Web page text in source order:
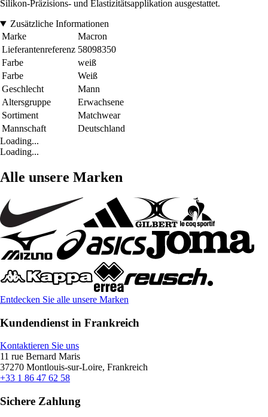
Silikon-Präzisions- und Elastizitätsapplikation ausgestattet.
Zusätzliche Informationen
Marke
Macron
Lieferantenreferenz 58098350
Farbe
weiß
Farbe
Weiß
Geschlecht
Mann
Altersgruppe
Erwachsene
Sortiment
Matchwear
Mannschaft
Deutschland
Loading...
Loading...
Alle unsere Marken
Entdecken Sie alle unsere Marken
Kundendienst in Frankreich
Kontaktieren Sie uns
11 rue Bernard Maris
37270 Montlouis-sur-Loire, Frankreich
+33 1 86 47 62 58
Sichere Zahlung